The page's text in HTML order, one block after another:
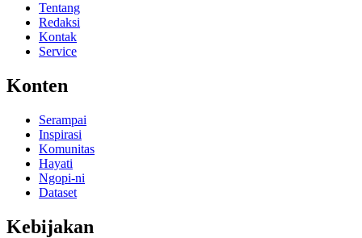
Tentang
Redaksi
Kontak
Service
Konten
Serampai
Inspirasi
Komunitas
Hayati
Ngopi-ni
Dataset
Kebijakan